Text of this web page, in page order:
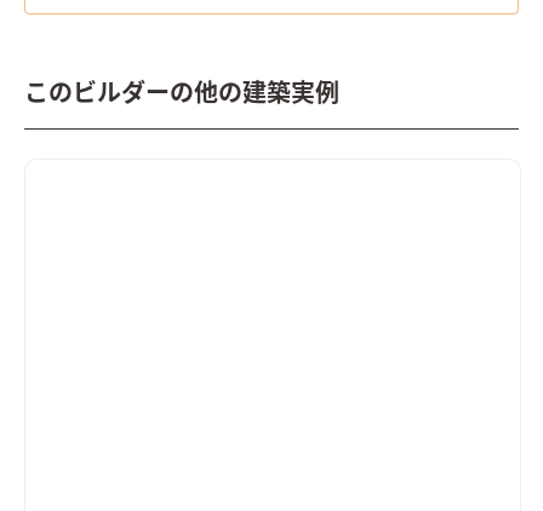
このビルダーの他の建築実例